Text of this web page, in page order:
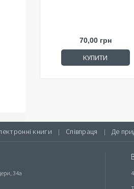
70,00 грн
КУПИТИ
книги | Співпраця | Де
34а